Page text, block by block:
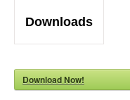
Downloads
Download Now!